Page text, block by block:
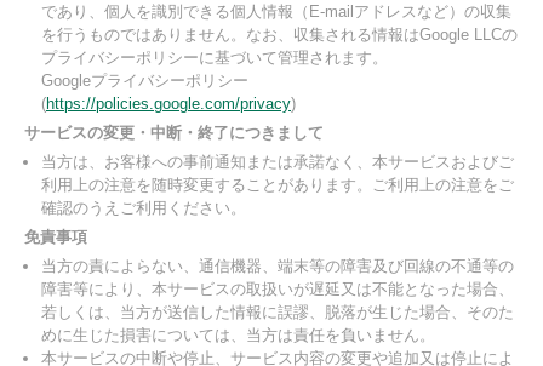
であり、個人を識別できる個人情報（E-mailアドレスなど）の収集
を行うものではありません。なお、収集される情報はGoogle LLCの
プライバシーポリシーに基づいて管理されます。
Googleプライバシーポリシー
(https://policies.google.com/privacy)
サービスの変更・中断・終了につきまして
当方は、お客様への事前通知または承諾なく、本サービスおよびご
利用上の注意を随時変更することがあります。ご利用上の注意をご
確認のうえご利用ください。
免責事項
当方の責によらない、通信機器、端末等の障害及び回線の不通等の
障害等により、本サービスの取扱いが遅延又は不能となった場合、
若しくは、当方が送信した情報に誤謬、脱落が生じた場合、そのた
めに生じた損害については、当方は責任を負いません。
本サービスの中断や停止、サービス内容の変更や追加又は停止によ